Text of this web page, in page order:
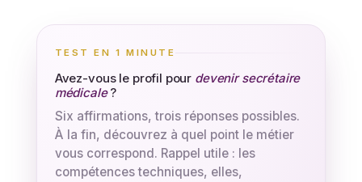
TEST EN 1 MINUTE
Avez-vous le profil pour devenir secrétaire
médicale?
Six affirmations, trois réponses possibles.
À la fin, découvrez à quel point le métier
vous correspond. Rappel utile : les
compétences techniques, elles,